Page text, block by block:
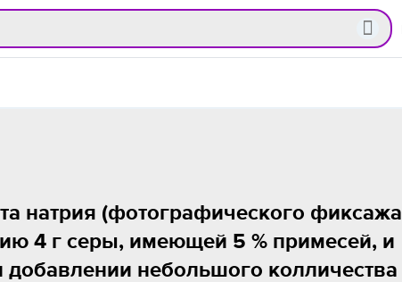
натрия (фотографического
4 г серы, имеющей 5 % примесей, и
добавлении небольшого колличества